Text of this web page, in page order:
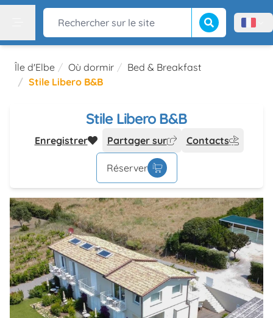
Rechercher sur le site Lancer la Menù
Île d'Elbe Où dormir
Bed & Breakfast
Stile Libero B&B
Stile Libero B&B
Enregistrer Partager sur Contacts
Réserver